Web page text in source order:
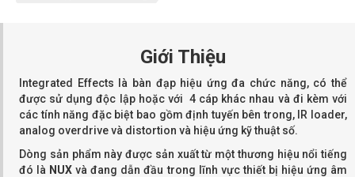
Giới Thiệu
Integrated Effects là bàn đạp hiệu ứng đa chức năng, có thể
được sử dụng độc lập hoặc với 4 cáp khác nhau và đi kèm với
các tính năng đặc biệt bao gồm định tuyến bên trong, IR loader,
analog overdrive và distortion và hiệu ứng kỹ thuật số.
Dòng sản phẩm này được sản xuất từ một thương hiệu nổi tiếng
đó là NUX và đang dẫn đầu trong lĩnh vực thiết bị hiệu ứng âm